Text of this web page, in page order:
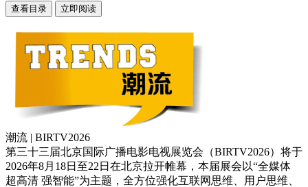
查看目录 立即阅读
潮流 | BIRTV2026
第三十三届北京国际广播电影电视展览会（BIRTV2026）将于
2026年8月18日至22日在北京拉开帷幕，本届展会以“全媒体
超高清 强智能”为主题，全方位强化互联网思维、用户思维、